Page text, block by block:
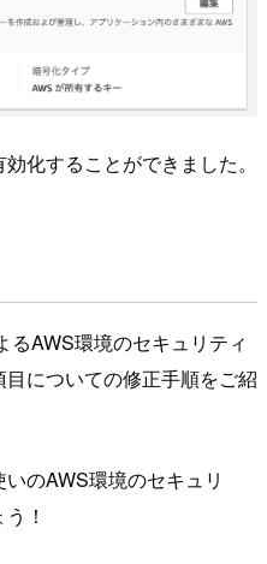
化することができました。
AWS環境のセキュリティ
についての修正手順をご紹
のAWS環境のセキュリ
！